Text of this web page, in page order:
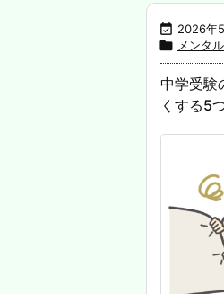
 2026年
 メンタル
中学受験
くする5